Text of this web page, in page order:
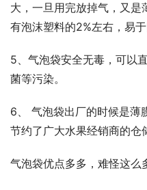
大，一旦用完放掉气，又是
有泡沫塑料的2%左右，易
5、气泡袋安全无毒，可以
菌等污染。
6、 气泡袋出厂的时候是
节约了广大水果经销商的仓
气泡袋优点多多，难怪这么